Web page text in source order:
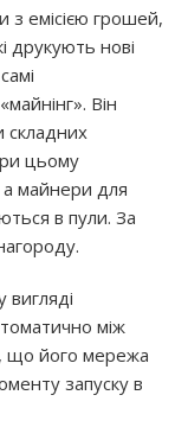
з емісією грошей,
друкують нові
Він
складних
цьому
а майнери для
в пули. За
вигляді
між
що його мережа
запуску в